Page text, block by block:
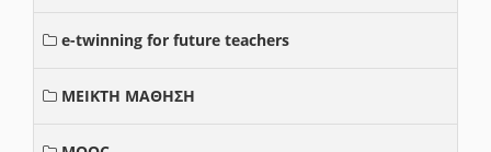
e-twinning for future teachers
ΜΕΙΚΤΗ ΜΑΘΗΣΗ